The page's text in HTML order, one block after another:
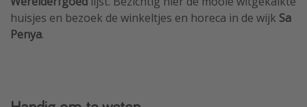
huisjes en bezoek de winkeltjes en horeca in de wijk Sa
Penya.